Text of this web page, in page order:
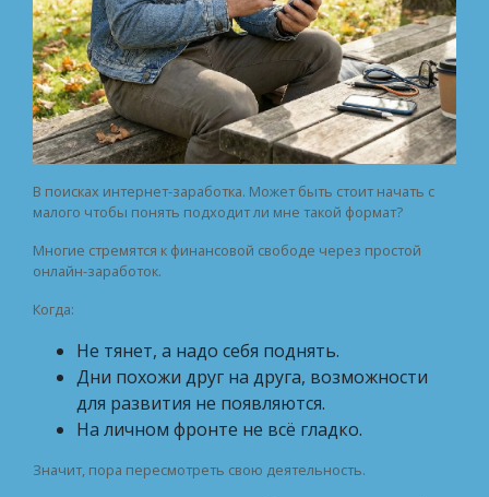
В поисках интернет-заработка. Может быть стоит начать с
малого чтобы понять подходит ли мне такой формат?
Многие стремятся к финансовой свободе через простой
онлайн-заработок.
Когда:
Не тянет, а надо себя поднять.
Дни похожи друг на друга, возможности
для развития не появляются.
На личном фронте не всё гладко.
Значит, пора пересмотреть свою деятельность.